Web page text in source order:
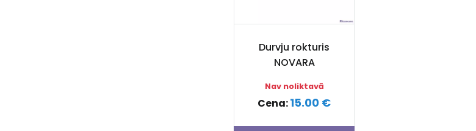
Durvju rokturis
NOVARA
Nav noliktavā
Cena:15.00 €